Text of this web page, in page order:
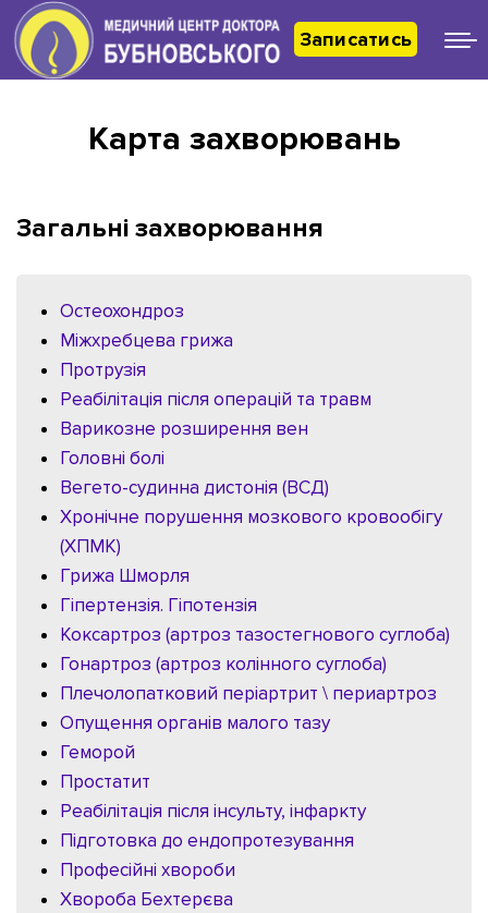
Записатись
Карта захворювань
Загальні захворювання
Остеохондроз
Міжхребцева грижа
Протрузія
Реабілітація після операцій та травм
Варикозне розширення вен
Головні болі
Вегето-судинна дистонія (ВСД)
Хронічне порушення мозкового кровообігу
(ХПМК)
Грижа Шморля
Гіпертензія. Гіпотензія
Коксартроз (артроз тазостегнового суглоба)
Гонартроз (артроз колінного суглоба)
Плечолопатковий періартрит \ периартроз
Опущення органів малого тазу
Геморой
Простатит
Реабілітація після інсульту, інфаркту
Підготовка до ендопротезування
Професійні хвороби
Хвороба Бехтерєва